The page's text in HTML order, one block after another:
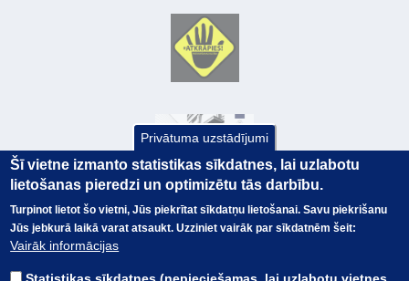
© Valsts kase 2017
Visas tiesības
EK GRĀMATVEDĪBAS KURSS
Privātuma uzstādījumi
Šī vietne izmanto statistikas sīkdatnes, lai uzlabotu
lietošanas pieredzi un optimizētu tās darbību.
Turpinot lietot šo vietni, Jūs piekrītat sīkdatņu lietošanai. Savu piekrišanu
Jūs jebkurā laikā varat atsaukt. Uzziniet vairāk par sīkdatnēm šeit:
Vairāk informācijas